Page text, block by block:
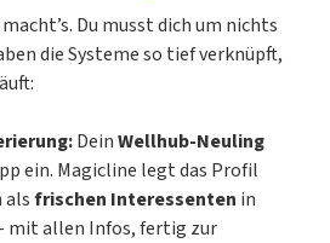
macht’s. Du musst dich um nichts
die Systeme so tief verknüpft,
DeinWellhub-Neuling
ein. Magicline legt das Profil
alsfrischen Interessenten in
mit allen Infos, fertig zur